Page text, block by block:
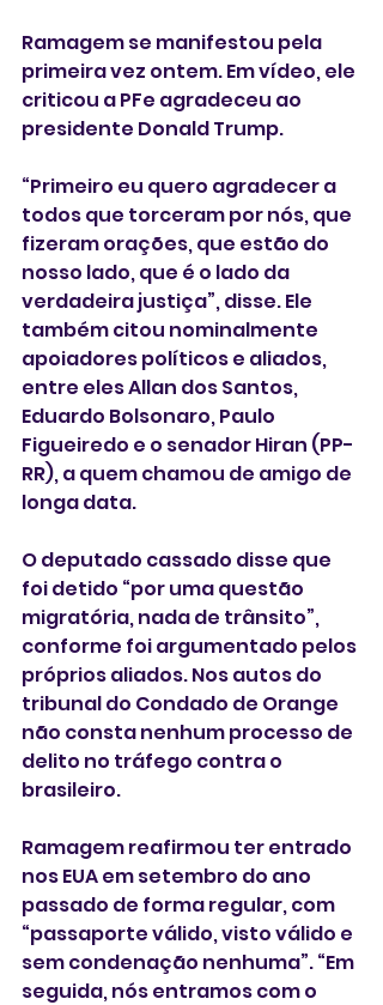
Ramagem se manifestou pela
primeira vez ontem. Em vídeo, ele
criticou a PFe agradeceu ao
presidente Donald Trump.
“Primeiro eu quero agradecer a
todos que torceram por nós, que
fizeram orações, que estão do
nosso lado, que é o lado da
verdadeira justiça”, disse. Ele
também citou nominalmente
apoiadores políticos e aliados,
entre eles Allan dos Santos,
Eduardo Bolsonaro, Paulo
Figueiredo e o senador Hiran (PP-
RR), a quem chamou de amigo de
longa data.
O deputado cassado disse que
foi detido “por uma questão
migratória, nada de trânsito”,
conforme foi argumentado pelos
próprios aliados. Nos autos do
tribunal do Condado de Orange
não consta nenhum processo de
delito no tráfego contra o
brasileiro.
Ramagem reafirmou ter entrado
nos EUA em setembro do ano
passado de forma regular, com
“passaporte válido, visto válido e
sem condenação nenhuma”. “Em
seguida, nós entramos com o